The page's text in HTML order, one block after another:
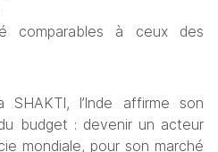
comparables à ceux des
SHAKTI, l’Inde affirme son
budget : devenir un acteur
mondiale, pour son marché